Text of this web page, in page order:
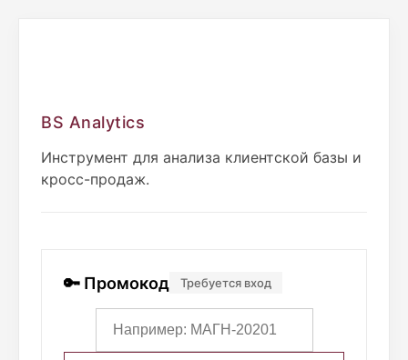
BS Analytics
Инструмент для анализа клиентской базы и
кросс-продаж.
🔑 Промокод Требуется вход